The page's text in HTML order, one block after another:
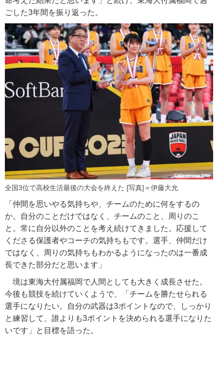
ごした3年間を振り返った。
全国3位で高校生活最後の大会を終えた [写真]＝伊藤大允
「仲間を思いやる気持ちや、チームのために何をするの
か。自分のことだけではなく、チームのこと、周りのこ
と。常に自分以外のことを考え続けてきました。応援して
くださる保護者やコーチの気持ちもです。選手、仲間だけ
ではなく、周りの気持ちもわかるようになったのは一番成
長できた部分だと思います」
境は東海大付属福岡で人間としても大きく成長させた。
今後も競技を続けていくようで、「チームを勝たせられる
選手になりたい。自分の武器は3ポイントなので、しっかり
と練習して、誰よりも3ポイントを決められる選手になりた
いです」と目標を語った。